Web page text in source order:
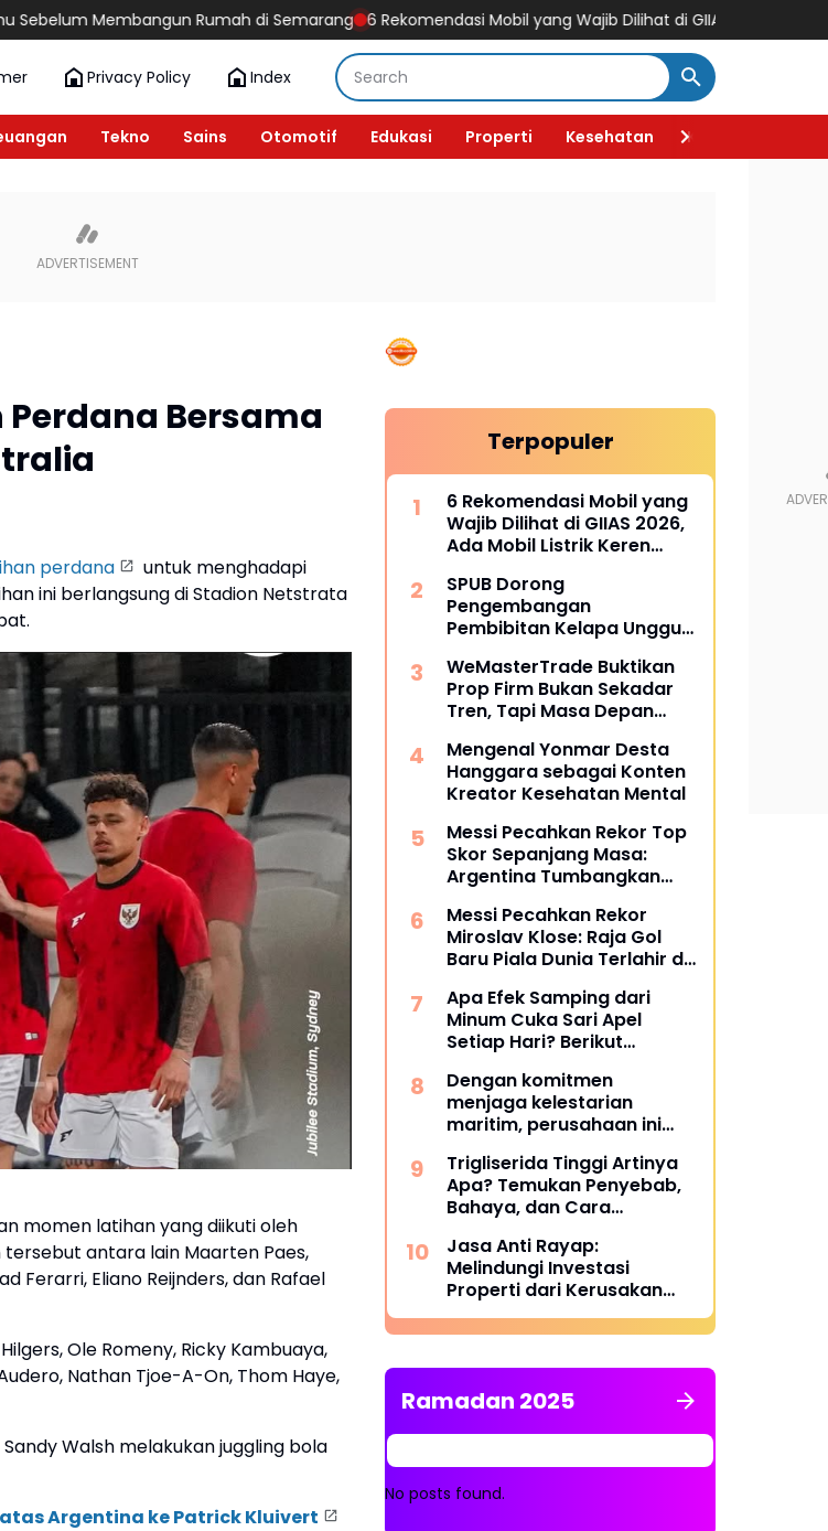
Rumah di Semarang 6 Rekomendasi Mobil yang Wajib Dilihat di GIIAS 2026, Ada Mobil Listrik
Privacy Policy Index
Tekno Sains Otomotif Edukasi Properti Kesehatan Kecantikan
Bersama
perdana
untuk menghadapi
ini berlangsung di Stadion Netstrata
momen latihan yang diikuti oleh
antara lain Maarten Paes,
Ferarri, Eliano Reijnders, dan Rafael
Ole Romeny, Ricky Kambuaya,
Nathan Tjoe-A-On, Thom Haye,
Walsh melakukan juggling bola
Argentina ke Patrick Kluivert
Terpopuler
6 Rekomendasi Mobil yang
Wajib Dilihat di GIIAS 2026,
Ada Mobil Listrik Keren
SPUB Dorong
Pengembangan
Pembibitan Kelapa Unggul
WeMasterTrade Buktikan
Prop Firm Bukan Sekadar
Tren, Tapi Masa Depan
Mengenal Yonmar Desta
Hanggara sebagai Konten
Kreator Kesehatan Mental
Messi Pecahkan Rekor Top
Skor Sepanjang Masa:
Argentina Tumbangkan
2026
Messi Pecahkan Rekor
Miroslav Klose: Raja Gol
Baru Piala Dunia Terlahir di
Apa Efek Samping dari
Minum Cuka Sari Apel
Setiap Hari? Berikut
Dengan komitmen
menjaga kelestarian
maritim, perusahaan ini
TKDN, mencapai lebih dari
55 persen.
Trigliserida Tinggi Artinya
Apa? Temukan Penyebab,
Bahaya, dan Cara
Jasa Anti Rayap:
Melindungi Investasi
Properti dari Kerusakan
Struktural yang Tidak
Terlihat
Ramadan 2025
No posts found.